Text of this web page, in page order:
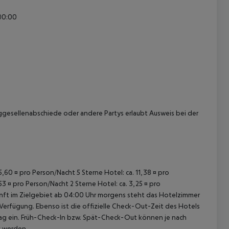
oder andere Partys erlaubt Ausweis bei der
¤ pro Person/Nacht 5 Sterne Hotel: ca. 11,38 ¤ pro
¤ pro Person/Nacht 2 Sterne Hotel: ca. 3,25 ¤ pro
im Zielgebiet ab 04:00 Uhr morgens steht das Hotelzimmer
Ebenso ist die offizielle Check-Out-Zeit des Hotels
ein. Früh-Check-In bzw. Spät-Check-Out können je nach